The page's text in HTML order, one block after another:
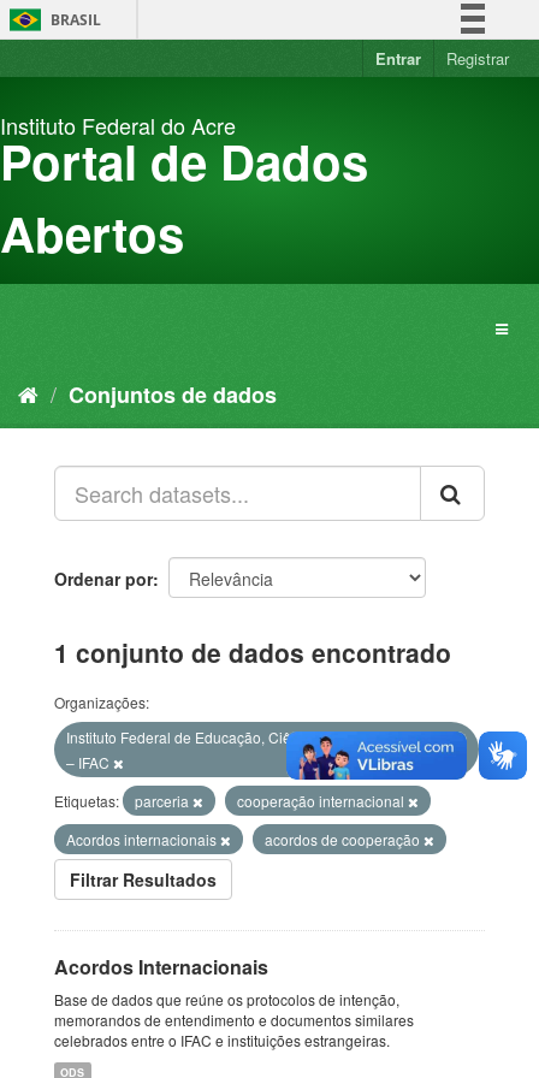
Pular
para
BRASIL
Simplifique!
Acesso à informação
Entrar Registrar
Instituto Federal do Acre
Portal de Dados
Abertos
Conjuntos de dados
Ordenar por
1 conjunto de dados encontrado
Organizações:
Instituto Federal de Educação, Ciência e Tecnologia do Acre
– IFAC
Etiquetas:
parceria
cooperação internacional
Acordos internacionais
acordos de cooperação
Filtrar Resultados
Acordos Internacionais
Base de dados que reúne os protocolos de intenção,
memorandos de entendimento e documentos similares
celebrados entre o IFAC e instituições estrangeiras.
ODS